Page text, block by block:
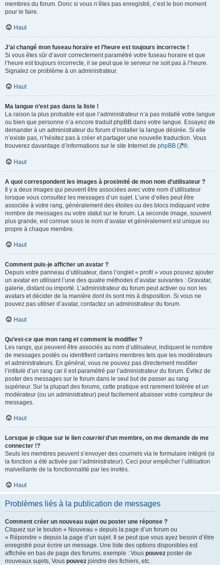
membres du forum. Donc si vous n’êtes pas enregistré, c’est le bon moment
pour le faire.
Haut
J’ai changé mon fuseau horaire et l’heure est toujours incorrecte !
Si vous êtes sûr d’avoir correctement paramétré votre fuseau horaire et que
l’heure est toujours incorrecte, il se peut que le serveur ne soit pas à l’heure.
Signalez ce problème à un administrateur.
Haut
Ma langue n’est pas dans la liste !
La raison la plus probable est que l’administrateur n’a pas installé votre langue
ou bien que personne n’a encore traduit phpBB dans votre langue. Essayez de
demander à un administrateur du forum d’installer la langue désirée. Si elle
n’existe pas, n’hésitez pas à créer et partager une nouvelle traduction. Vous
trouverez davantage d’informations sur le site Internet de phpBB ®.
Haut
A quoi correspondent les images à proximité de mon nom d’utilisateur ?
Il y a deux images qui peuvent être associées avec votre nom d’utilisateur
lorsque vous consultez les messages d’un sujet. L’une d’elles peut être
associée à votre rang, généralement des étoiles ou des blocs indiquant votre
nombre de messages ou votre statut sur le forum. La seconde image, souvent
plus grande, est connue sous le nom d’avatar et généralement est unique ou
propre à chaque membre.
Haut
Comment puis-je afficher un avatar ?
Depuis votre panneau d’utilisateur, dans l’onglet « profil » vous pouvez ajouter
un avatar en utilisant l’une des quatre méthodes d’avatar suivantes : Gravatar,
galerie, distant ou importé. L’administrateur du forum peut activer ou non les
avatars et décider de la manière dont ils sont mis à disposition. Si vous ne
pouvez pas utiliser d’avatar, contactez un administrateur du forum.
Haut
Qu’est-ce que mon rang et comment le modifier ?
Les rangs, qui peuvent être associés au nom d’utilisateur, indiquent le nombre
de messages postés ou identifient certains membres tels que les modérateurs
et administrateurs. En général, vous ne pouvez pas directement modifier
l’intitulé d’un rang car il est paramétré par l’administrateur du forum. Évitez de
poster des messages sur le forum dans le seul but de passer au rang
supérieur. Sur la plupart des forums, cette pratique est rarement tolérée et un
modérateur (ou un administrateur) peut facilement abaisser votre compteur de
messages.
Haut
Lorsque je clique sur le lien courrield’un membre, on me demande de me
connecter !?
Seuls les membres peuvent s’envoyer des courriels via le formulaire intégré (si
la fonction a été activée par l’administrateur). Ceci pour empêcher l’utilisation
malveillante de la fonctionnalité par les invités.
Haut
Problèmes liés à la publication de messages
Comment créer un nouveau sujet ou poster une réponse ?
Cliquez sur le bouton « Nouveau » depuis la page d’un forum ou
« Répondre » depuis la page d’un sujet. Il se peut que vous ayez besoin d’être
enregistré pour écrire un message. Une liste des options disponibles est
affichée en bas de page des forums, exemple : Vous pouvez poster de
nouveaux sujets, Vous pouvez joindre des fichiers, etc.